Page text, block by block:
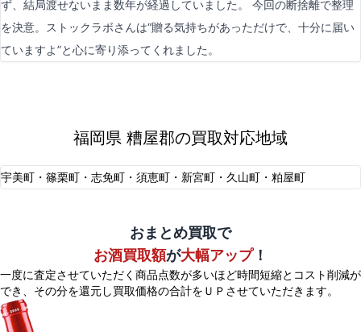
ず、結局渡せないまま数年が経過していました。 今回の断捨離で整理
を決意。ストックラボさんは“贈る気持ちがあっただけで、十分に届い
ていますよ”と心に寄り添ってくれました。
福岡県 糟屋郡の買取対応地域
宇美町・篠栗町・志免町・須恵町・新宮町・久山町・粕屋町
おまとめ買取で
お酒買取額が大幅アップ！
一度に査定させていただく商品点数が多いほど時間短縮とコスト削減が
でき、 その分を還元し買取価格の合計をＵＰさせていただきます。